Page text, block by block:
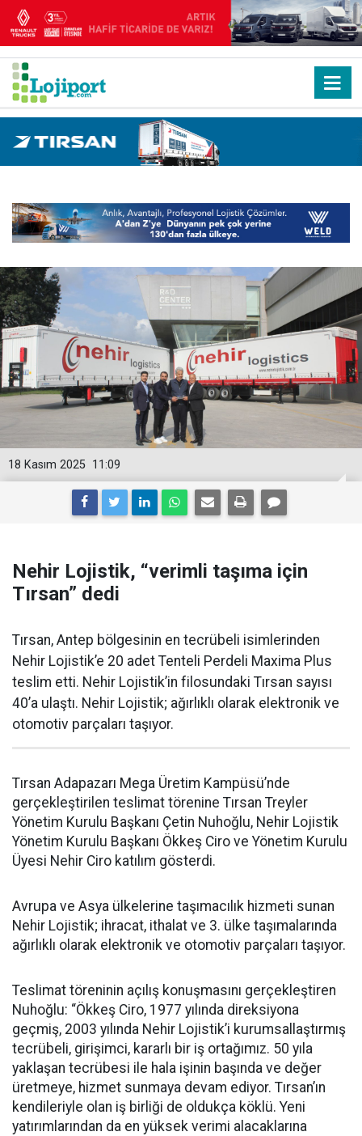
11:09
18 Kasım 2025
Nehir Lojistik, “verimli taşıma için
Tırsan” dedi
Tırsan, Antep bölgesinin en tecrübeli isimlerinden
Nehir Lojistik’e 20 adet Tenteli Perdeli Maxima Plus
teslim etti. Nehir Lojistik’in filosundaki Tırsan sayısı
40’a ulaştı. Nehir Lojistik; ağırlıklı olarak elektronik ve
otomotiv parçaları taşıyor.
Tırsan Adapazarı Mega Üretim Kampüsü’nde
gerçekleştirilen teslimat törenine Tırsan Treyler
Yönetim Kurulu Başkanı Çetin Nuhoğlu, Nehir Lojistik
Yönetim Kurulu Başkanı Ökkeş Ciro ve Yönetim Kurulu
Üyesi Nehir Ciro katılım gösterdi.
Avrupa ve Asya ülkelerine taşımacılık hizmeti sunan
Nehir Lojistik; ihracat, ithalat ve 3. ülke taşımalarında
ağırlıklı olarak elektronik ve otomotiv parçaları taşıyor.
Teslimat töreninin açılış konuşmasını gerçekleştiren
Nuhoğlu: “Ökkeş Ciro, 1977 yılında direksiyona
geçmiş, 2003 yılında Nehir Lojistik’i kurumsallaştırmış
tecrübeli, girişimci, kararlı bir iş ortağımız. 50 yıla
yaklaşan tecrübesi ile hala işinin başında ve değer
üretmeye, hizmet sunmaya devam ediyor. Tırsan’ın
kendileriyle olan iş birliği de oldukça köklü. Yeni
yatırımlarından da en yüksek verimi alacaklarına